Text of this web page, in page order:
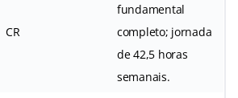
CR
fundamental
completo; jornada
de 42,5 horas
semanais.